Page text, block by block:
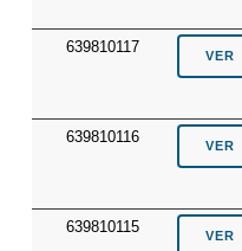
639810117
639810116
639810115